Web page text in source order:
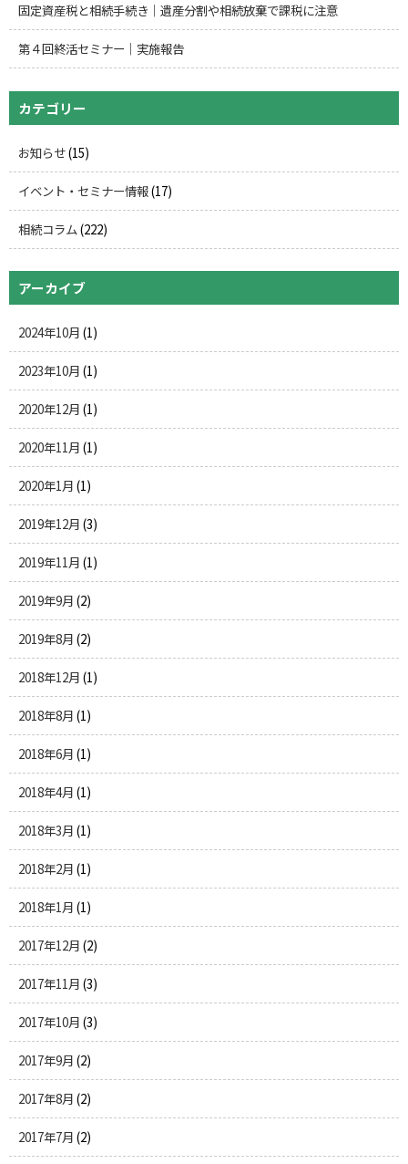
固定資産税と相続手続き｜遺産分割や相続放棄で課税に注意
第４回終活セミナー｜実施報告
カテゴリー
お知らせ(15)
イベント・セミナー情報(17)
相続コラム (222)
アーカイブ
2024年10月 (1)
2023年10月 (1)
2020年12月 (1)
2020年11月 (1)
2020年1月 (1)
2019年12月 (3)
2019年11月 (1)
2019年9月 (2)
2019年8月 (2)
2018年12月 (1)
2018年8月 (1)
2018年6月 (1)
2018年4月 (1)
2018年3月 (1)
2018年2月 (1)
2018年1月 (1)
2017年12月 (2)
2017年11月 (3)
2017年10月 (3)
2017年9月 (2)
2017年8月 (2)
2017年7月 (2)